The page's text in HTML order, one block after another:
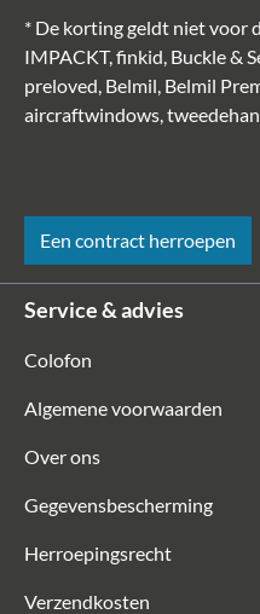
* De korting geldt niet voor
IMPACKT, finkid, Buckle &
preloved, Belmil, Belmil
aircraftwindows,
Een contract herroepen
Service & advies
Colofon
Algemene voorwaarden
Over ons
Gegevensbescherming
Herroepingsrecht
Verzendkosten